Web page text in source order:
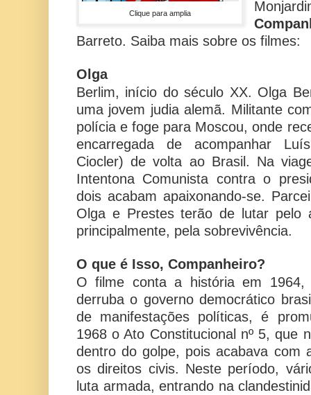
Clique para amplia
Barreto. Saiba mais sobre os filmes:
Olga
Berlim, início do século XX. Olga
uma jovem judia alemã. Militante
polícia e foge para Moscou, onde
encarregada de acompanhar
Ciocler) de volta ao Brasil. Na
Intentona Comunista contra o
dois acabam apaixonando-se.
Olga e Prestes terão de lutar pelo
principalmente, pela sobrevivência.
O que é Isso, Companheiro?
O filme conta a história em 1964,
derruba o governo democrático
de manifestações políticas, é
1968 o Ato Constitucional nº 5, que
dentro do golpe, pois acabava com
os direitos civis. Neste período,
luta armada, entrando na